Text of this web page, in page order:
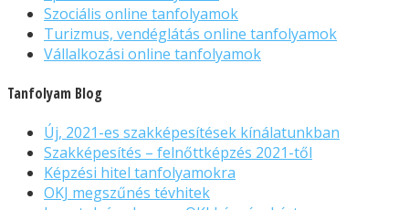
Szociális online tanfolyamok
Turizmus, vendéglátás online tanfolyamok
Vállalkozási online tanfolyamok
Tanfolyam Blog
Új, 2021-es szakképesítések kínálatunkban
Szakképesítés – felnőttképzés 2021-től
Képzési hitel tanfolyamokra
OKJ megszűnés tévhitek